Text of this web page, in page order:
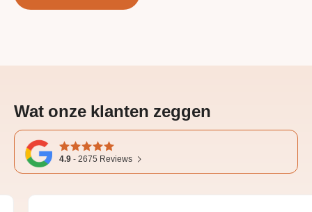
Wat onze klanten zeggen
4.9 - 2675 Reviews